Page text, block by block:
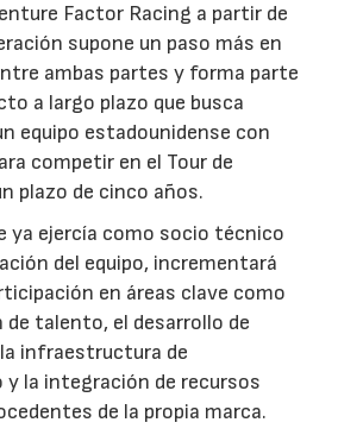
Factor Racing a partir de
supone un paso más en
ambas partes y forma parte
a largo plazo que busca
equipo estadounidense con
competir en el Tour de
plazo de cinco años.
ya ejercía como socio técnico
del equipo, incrementará
en áreas clave como
de talento, el desarrollo de
infraestructura de
la integración de recursos
de la propia marca.